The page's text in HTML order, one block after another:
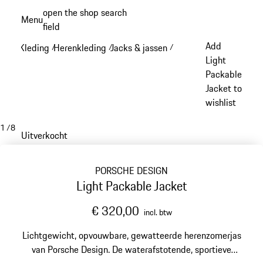
hoofdinhoud
Menuopen the shop search
field
Kleding /Herenkleding /Jacks & jassen /
Add
Light
Packable
Jacket to
wishlist
1 /8
Uitverkocht
PORSCHE DESIGN
Light Packable Jacket
€ 320,00 incl. btw
Lichtgewicht, opvouwbare, gewatteerde herenzomerjas
van Porsche Design. De waterafstotende, sportieve